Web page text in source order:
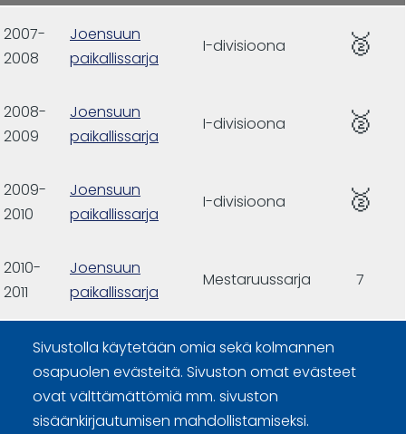
2007-
2008
Joensuun
paikallissarja
I-divisioona 🥈
2008-
2009
Joensuun
paikallissarja
I-divisioona 🥈
2009-
2010
Joensuun
paikallissarja
I-divisioona 🥈
2010-
2011
Joensuun
paikallissarja
Mestaruussarja 7
Sivustolla käytetään omia sekä kolmannen
osapuolen evästeitä. Sivuston omat evästeet
ovat välttämättömiä mm. sivuston
sisäänkirjautumisen mahdollistamiseksi.